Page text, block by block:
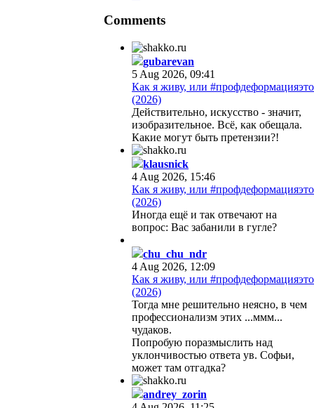
Comments
gubarevan
5 Aug 2026, 09:41
Как я живу, или #профдеформацияэто
(2026)
Действительно, искусство - значит,
изобразительное. Всё, как обещала.
Какие могут быть претензии?!
klausnick
4 Aug 2026, 15:46
Как я живу, или #профдеформацияэто
(2026)
Иногда ещё и так отвечают на
вопрос: Вас забанили в гугле?
chu_chu_ndr
4 Aug 2026, 12:09
Как я живу, или #профдеформацияэто
(2026)
Тогда мне решительно неясно, в чем
профессионализм этих ...ммм...
чудаков.
Попробую поразмыслить над
уклончивостью ответа ув. Софьи,
может там отгадка?
andrey_zorin